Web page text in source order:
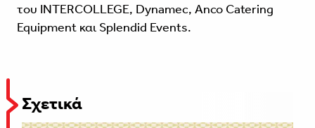
του INTERCOLLEGE, Dynamec, Anco Catering
Equipment και Splendid Events.
Σχετικά